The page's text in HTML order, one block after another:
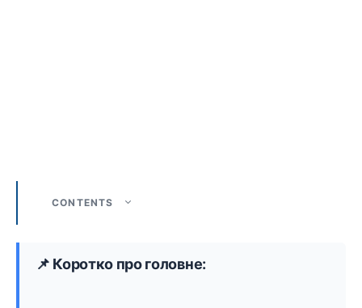
CONTENTS
📌 Коротко про головне: